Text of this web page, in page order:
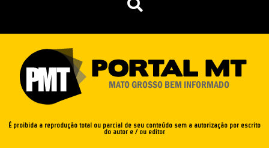
É proibida a reprodução total ou parcial de seu conteúdo sem a autorização por escrito
do autor e / ou editor